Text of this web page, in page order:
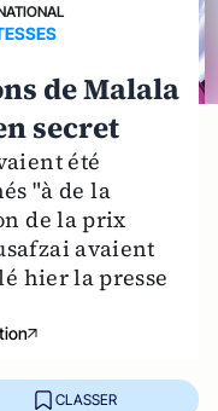
de Malala
secret
été
"à de la
de la prix
avaient
hier la presse
CLASSER